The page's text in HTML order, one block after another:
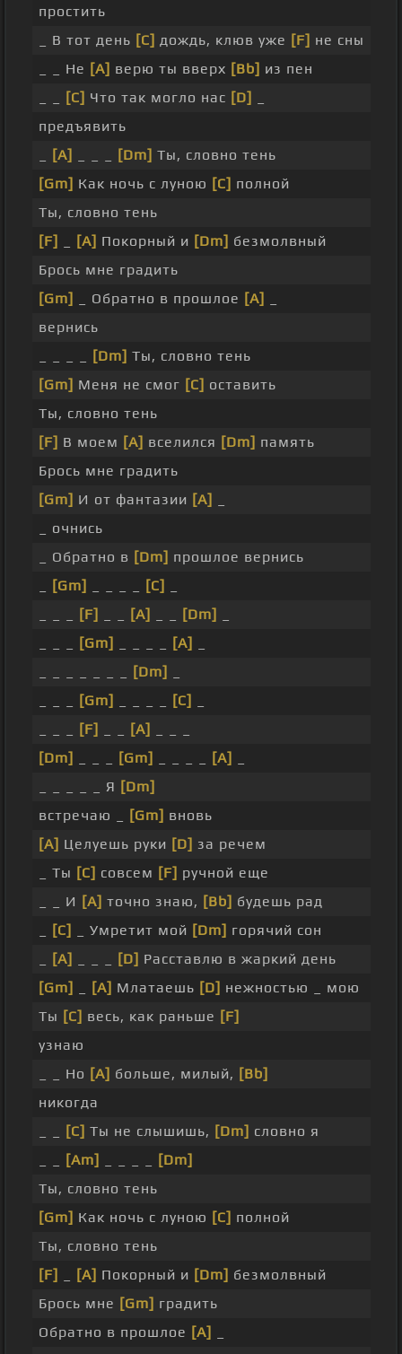
простить
_ В тот день [C] дождь, клюв уже [F] не сны
_ _ Не [A] верю ты вверх [Bb] из пен
[C] Что так могло нас [D]
предъявить
[A] [Dm] Ты, словно тень
[Gm] Как ночь с луною [C] полной
Ты, словно тень
[F]
[A] Покорный и [Dm] безмолвный
Брось мне градить
[Gm]
_ Обратно в прошлое [A]
вернись
[Dm] Ты, словно тень
[Gm] Меня не смог [C] оставить
Ты, словно тень
[F] В моем [A] вселился [Dm] память
Брось мне градить
[Gm] И от фантазии [A]
_ очнись
_ Обратно в [Dm] прошлое вернись
[Gm] [C]
[F] [A] [Dm]
[Gm] [A]
[Dm]
[Gm] [C]
[F] [A]
[Dm]
[Gm] [A]
_ _ _ _ _ Я [Dm]
встречаю _
[Gm] вновь
[A] Целуешь руки [D] за речем
_ Ты [C] совсем [F] ручной еще
_ _ И [A] точно знаю, [Bb] будешь рад
[C] _ Умретит мой [Dm] горячий сон
[A] [D] Расставлю в жаркий день
[Gm]
[A] Млатаешь [D] нежностью _ мою
Ты [C] весь, как раньше [F]
узнаю
_ _ Но [A] больше, милый, [Bb]
никогда
[C] Ты не слышишь, [Dm] словно я
[Am]
[Dm]
Ты, словно тень
[Gm] Как ночь с луною [C] полной
Ты, словно тень
[F]
[A] Покорный и [Dm] безмолвный
Брось мне [Gm] градить
Обратно в прошлое [A]